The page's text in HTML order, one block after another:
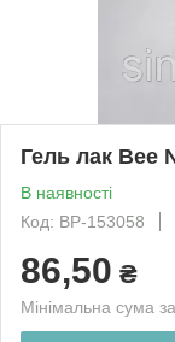
Гель лак Bee
В наявності
Код: ВР-153058
86,50 ₴
Мінімальна сума